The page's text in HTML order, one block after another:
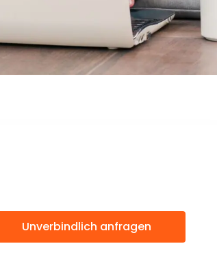
Unverbindlich anfragen